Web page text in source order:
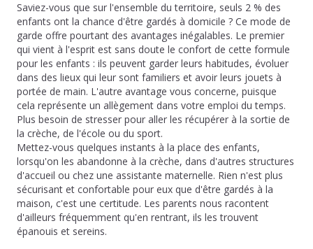
Saviez-vous que sur l'ensemble du territoire, seuls 2 % des
enfants ont la chance d'être gardés à domicile ? Ce mode de
garde offre pourtant des avantages inégalables. Le premier
qui vient à l'esprit est sans doute le confort de cette formule
pour les enfants : ils peuvent garder leurs habitudes, évoluer
dans des lieux qui leur sont familiers et avoir leurs jouets à
portée de main. L'autre avantage vous concerne, puisque
cela représente un allègement dans votre emploi du temps.
Plus besoin de stresser pour aller les récupérer à la sortie de
la crèche, de l'école ou du sport.
Mettez-vous quelques instants à la place des enfants,
lorsqu'on les abandonne à la crèche, dans d'autres structures
d'accueil ou chez une assistante maternelle. Rien n'est plus
sécurisant et confortable pour eux que d'être gardés à la
maison, c'est une certitude. Les parents nous racontent
d'ailleurs fréquemment qu'en rentrant, ils les trouvent
épanouis et sereins.